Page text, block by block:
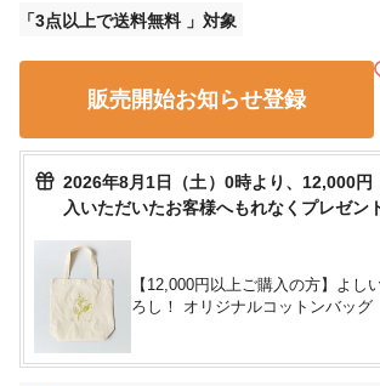
3点以上で送料無料
販売開始お知らせ登録
2026年8月1日（土）0時より、12,000円
入いただいたお客様へもれなくプレゼント
【12,000円以上ご購入の方】よし
ろし！ オリジナルコットンバッグ